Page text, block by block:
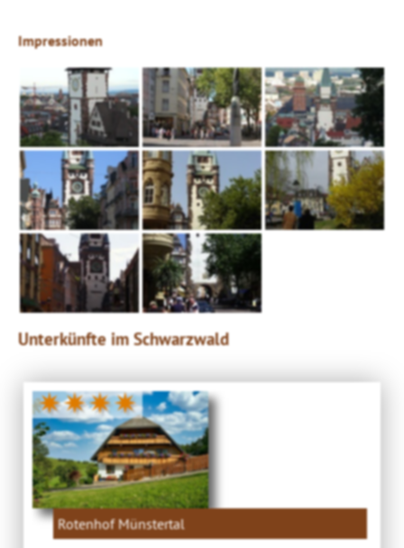
Impressionen
Unterkünfte im Schwarzwald
✷✷✷✷
Rotenhof Münstertal